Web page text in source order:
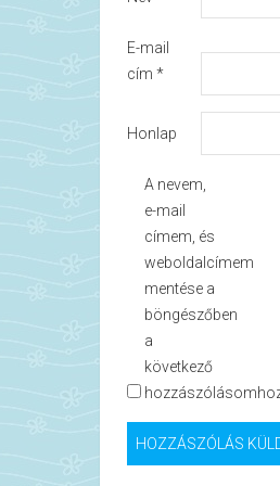
E-mail
cím *
Honlap
A nevem,
e-mail
címem, és
weboldalcímem
mentése a
böngészőben
a
következő